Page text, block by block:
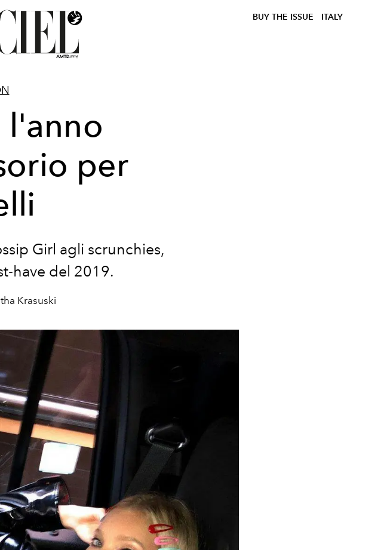
BUY THE ISSUE ITALY
l'anno
per
Girl agli scrunchies,
have del 2019.
Krasuski